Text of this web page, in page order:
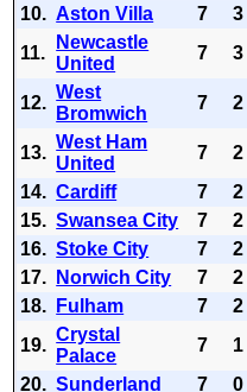
10. Aston Villa 7 3
11.
Newcastle
United
7 3
12.
West
Bromwich
7 2
13.
West Ham
United
7 2
14. Cardiff 7 2
15. Swansea City 7 2
16. Stoke City 7 2
17.
Norwich City 7 2
18.
Fulham 7 2
19.
Crystal
Palace
7 1
20. Sunderland 7 0